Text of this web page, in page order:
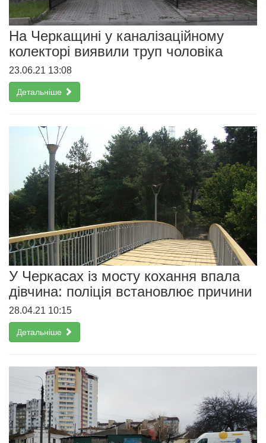
На Черкащині у каналізаційному
колекторі виявили труп чоловіка
23.06.21 13:08
Детальніше
У Черкасах із мосту кохання впала
дівчина: поліція встановлює причини
28.04.21 10:15
Детальніше